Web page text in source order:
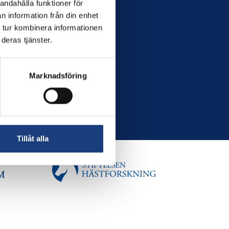
funktioner för
information från din enhet
kombinera informationen
tjänster.
Marknadsföring
Tillåt alla